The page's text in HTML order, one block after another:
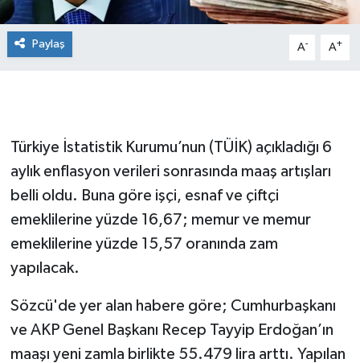
Paylaş A- A+
Türkiye İstatistik Kurumu’nun (TÜİK) açıkladığı 6
aylık enflasyon verileri sonrasında maaş artışları
belli oldu. Buna göre işçi, esnaf ve çiftçi
emeklilerine yüzde 16,67; memur ve memur
emeklilerine yüzde 15,57 oranında zam
yapılacak.
Sözcü'de yer alan habere göre; Cumhurbaşkanı
ve AKP Genel Başkanı Recep Tayyip Erdoğan’ın
maaşı yeni zamla birlikte 55.479 lira arttı. Yapılan